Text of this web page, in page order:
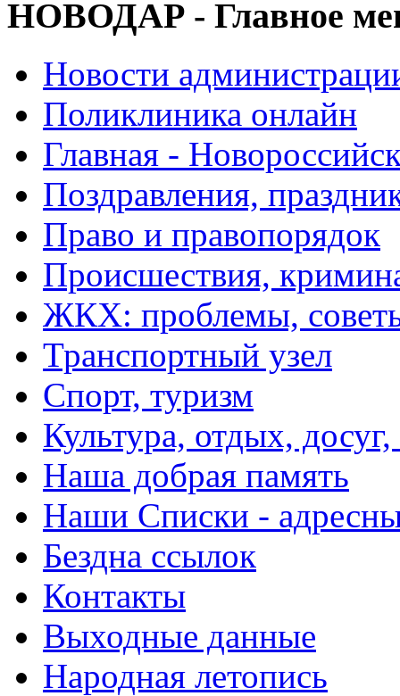
НОВОДАР - Главное
Новости
Поликлиника онлайн
Главная -
Поздравления,
Право и правопорядок
Происшествия,
ЖКХ: проблемы,
Транспортный узел
Спорт, туризм
Культура, отдых,
Наша добрая память
Наши Списки -
Бездна ссылок
Контакты
Выходные данные
Народная летопись